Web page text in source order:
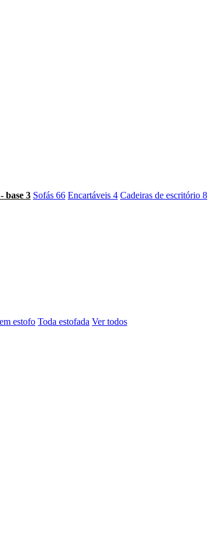
base 3 Sofás 66 Encartáveis 4 Cadeiras de escritório 8
estofo Toda estofada Ver todos